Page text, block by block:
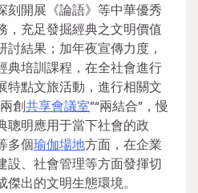
刻開展《論語》等中華優秀
，充足發掘經典之文明價值
結果；加年夜宣傳力度，
典培訓課程，在全社會進行
特點文旅活動，進行相關文
創共享會議室”“兩結合”，慢
聰明應用于當下社會的政
多個瑜伽場地方面，在企業
設、社會管理等方面發揮切
出的文明生態環境。